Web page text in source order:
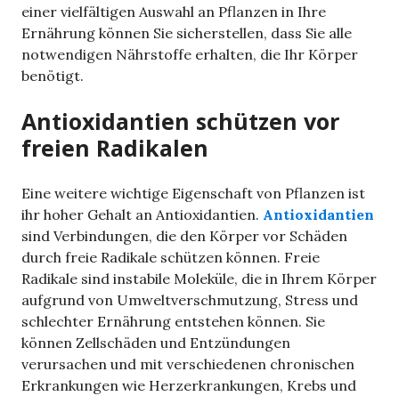
einer vielfältigen Auswahl an Pflanzen in Ihre
Ernährung können Sie sicherstellen, dass Sie alle
notwendigen Nährstoffe erhalten, die Ihr Körper
benötigt.
Antioxidantien schützen vor
freien Radikalen
Eine weitere wichtige Eigenschaft von Pflanzen ist
ihr hoher Gehalt an Antioxidantien. Antioxidantien
sind Verbindungen, die den Körper vor Schäden
durch freie Radikale schützen können. Freie
Radikale sind instabile Moleküle, die in Ihrem Körper
aufgrund von Umweltverschmutzung, Stress und
schlechter Ernährung entstehen können. Sie
können Zellschäden und Entzündungen
verursachen und mit verschiedenen chronischen
Erkrankungen wie Herzerkrankungen, Krebs und